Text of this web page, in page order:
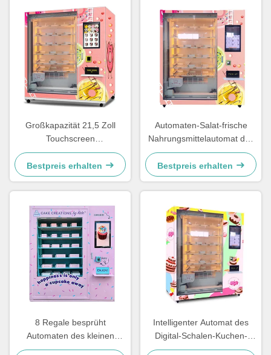
Großkapazität 21,5 Zoll
Touchscreen
Kuchenverkaufsautomaten
mit Farbstahlplatten
Schaumrahmen und XY
Versandsystem
Bestpreis erhalten
Automaten-Salat-frische
Nahrungsmittelautomat des
Aufzuganlage-Kühlschrank-
automatischer kleinen
Kuchens mit 21.5inch Touch
Screen
Bestpreis erhalten
8 Regale besprüht
Automaten des kleinen
Kuchens mit Aufzug und
Intelligenter Automat des
Digital-Schalen-Kuchen-
Automaten-Kühlschrank-